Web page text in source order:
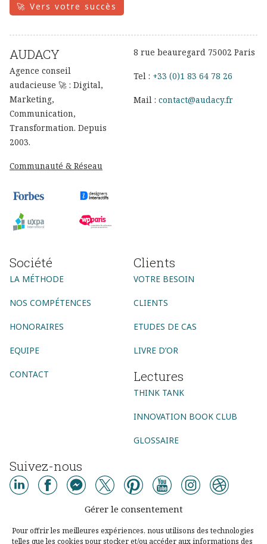
Gérer le consentement
Pour offrir les meilleures expériences, nous utilisons des technologies
telles que les cookies pour stocker et/ou accéder aux informations des
🚀 Vers votre succès
AUDACY
Agence conseil
audacieuse 🚀 : Digital,
Marketing,
Communication,
Transformation. Depuis
2003.
Communauté & Réseau
8 rue beauregard 75002 Paris
Tel : +33 (0)1 83 64 78 26
Mail : contact@audacy.fr
Société
LA MÉTHODE
NOS COMPÉTENCES
HONORAIRES
EQUIPE
CONTACT
Clients
VOTRE BESOIN
CLIENTS
ETUDES DE CAS
LIVRE D’OR
Lectures
THINK TANK
INNOVATION BOOK CLUB
GLOSSAIRE
Suivez-nous
AGENCE CONSEIL
AGENCE DIGITALE
AGENCE COMMUNICATION DIGITALE